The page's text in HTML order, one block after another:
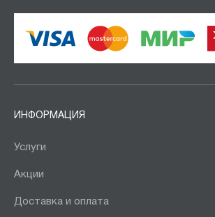
ИНФОРМАЦИЯ
Услуги
Акции
Доставка и оплата